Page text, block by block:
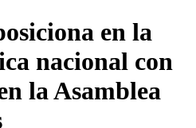
en la
nacional con
la Asamblea